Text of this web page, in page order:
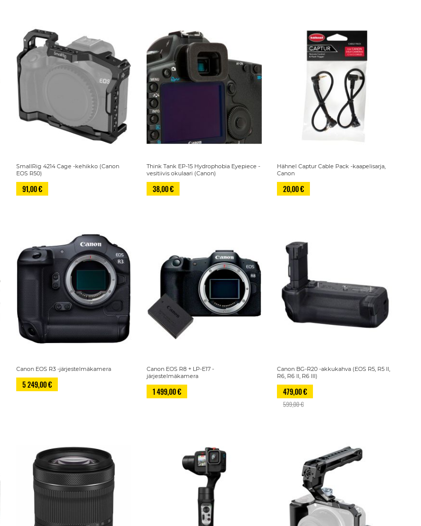
SmallRig 4214 Cage -kehikko (Canon
EOS R50)
91,00 €
Think Tank EP-15 Hydrophobia Eyepiece -
vesitiivis okulaari (Canon)
38,00 €
Hähnel Captur Cable Pack -kaapelisarja,
Canon
20,00 €
Canon EOS R3 -järjestelmäkamera
5 249,00 €
Canon EOS R8 + LP-E17 -
järjestelmäkamera
1 499,00 €
Canon BG-R20 -akkukahva (EOS R5, R5 II,
R6, R6 II, R6 III)
479,00 €
599,00 €